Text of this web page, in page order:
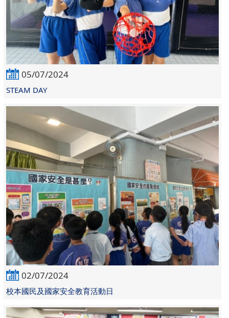
05/07/2024
STEAM DAY
02/07/2024
校本國民及國家安全教育活動日